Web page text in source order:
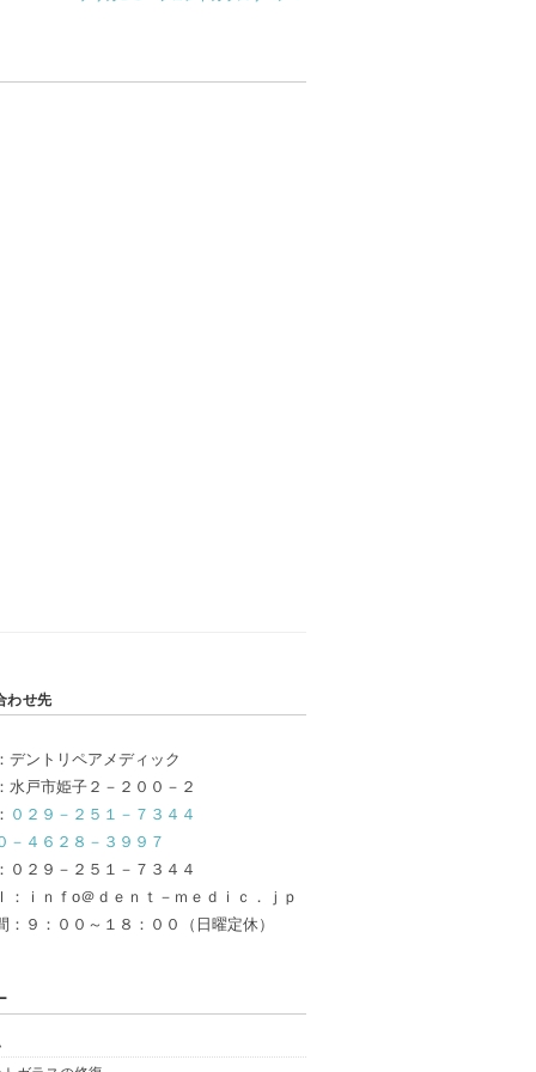
わせ先
ントリペアメディック
水戸市姫子２－２００－２
０２９－２５１－７３４４
－４６２８－３９９７
０２９－２５１－７３４４
：ｉｎｆo＠ｄｅｎｔ－ｍｅｄｉｃ．ｊｐ
：９：００～１８：００（日曜定休）